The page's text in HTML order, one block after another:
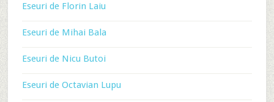
Eseuri de Florin Laiu
Eseuri de Mihai Bala
Eseuri de Nicu Butoi
Eseuri de Octavian Lupu